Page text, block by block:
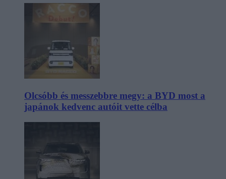
Olcsóbb és messzebbre megy: a BYD most a
japánok kedvenc autóit vette célba